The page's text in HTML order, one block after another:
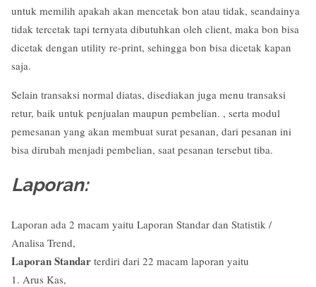
untuk memilih apakah akan mencetak bon atau tidak, seandainya
tidak tercetak tapi ternyata dibutuhkan oleh client, maka bon bisa
dicetak dengan utility re-print, sehingga bon bisa dicetak kapan
saja.
Selain transaksi normal diatas, disediakan juga menu transaksi
retur, baik untuk penjualan maupun pembelian. , serta modul
pemesanan yang akan membuat surat pesanan, dari pesanan ini
bisa dirubah menjadi pembelian, saat pesanan tersebut tiba.
Laporan:
Laporan ada 2 macam yaitu Laporan Standar dan Statistik /
Analisa Trend,
Laporan Standar terdiri dari 22 macam laporan yaitu
1. Arus Kas,